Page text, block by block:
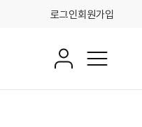
로그인회원가입
회원정보전체메뉴